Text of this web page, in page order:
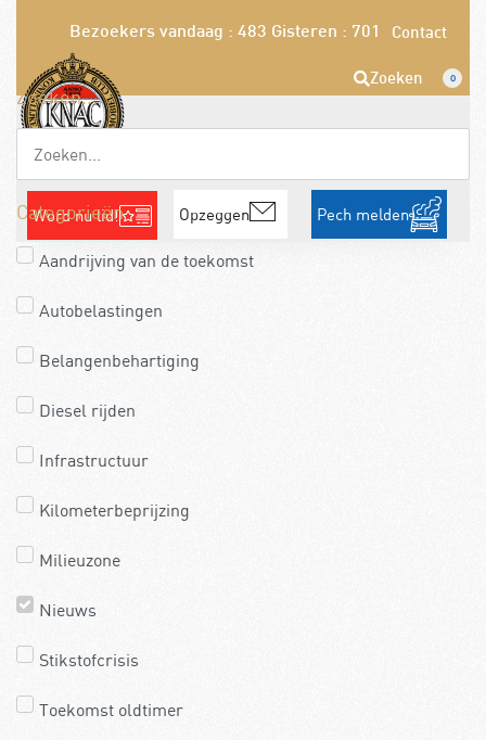
Bezoekers vandaag : 483 Gisteren : 701 Contact
Zoeken 0
Word nu lid! Opzeggen Pech melden
Zoeken...
Categorieën
Aandrijving van de toekomst
Autobelastingen
Belangenbehartiging
Diesel rijden
Infrastructuur
Kilometerbeprijzing
Milieuzone
Nieuws
Stikstofcrisis
Toekomst oldtimer